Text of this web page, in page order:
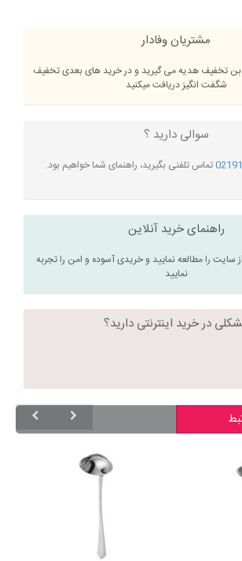
مشتریان وفادار
تخفیف هدیه می گیرید و در خرید های بعدی تخفیف
شگفت انگیز دریافت میکنید
سوالی دارید ؟
تماس تلفنی بگیرید، راهنمای شما خواهیم بود.
راهنمای خرید آنلاین
سایت را مطالعه نمایید و خریدی آسوده و امن را تجربه
نمایید
در خرید اینترنتی دارید؟